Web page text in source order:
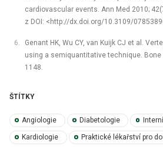
cardiovascular events. Ann Med 2010;
z DOI: <http://dx.doi.org/10.3109/
Genant HK, Wu CY, van Kuijk CJ et al.
using a semiquantitative technique. Bone
1148.
ŠTÍTKY
Angiologie Diabetologie
Kardiologie Praktické lékařství pro